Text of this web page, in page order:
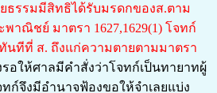
ธรรมมีสิทธิได้รับมรดกของส.ตาม
าณิชย์ มาตรา 1627,1629(1) โจทก์
นทีที่ ส. ถึงแก่ความตายตามมาตรา
อให้ศาลมีคำสั่งว่าโจทก์เป็นทายาทผู้
ก์จึงมีอำนาจฟ้องขอให้จำเลยแบ่ง